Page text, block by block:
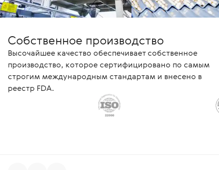
Собственное производство
Высочайшее качество обеспечивает собственное
производство, которое сертифицировано по самым
строгим международным стандартам и внесено в
реестр FDA.